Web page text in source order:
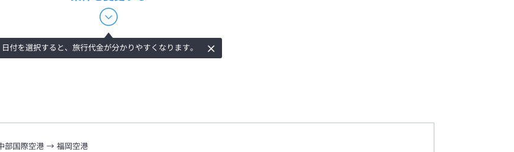
日付を選択すると、旅行代金が分かりやすくなります。
部国際空港→ 福岡空港